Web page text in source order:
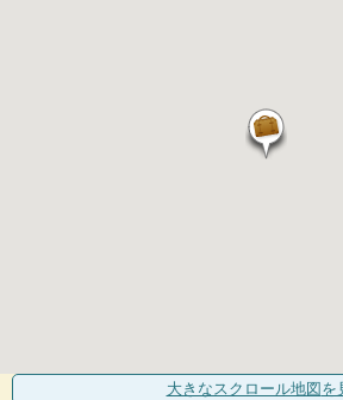
大きなスクロール地図 を